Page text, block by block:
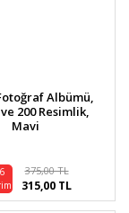
Albümü,
200 Resimlik,
Mavi
375,00 TL
315,00 TL